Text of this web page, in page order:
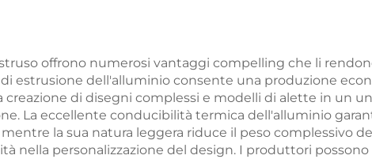
offrono numerosi vantaggi compelling che li
estrusione dell'alluminio consente una produzione
di disegni complessi e modelli di alette in un
La eccellente conducibilità termica dell'alluminio
la sua natura leggera riduce il peso complessivo
nella personalizzazione del design. I produttori